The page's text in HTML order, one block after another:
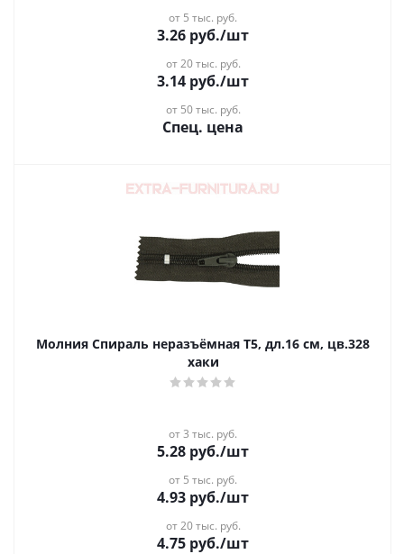
от 5 тыс. руб.
3.26 руб./шт
от 20 тыс. руб.
3.14 руб./шт
от 50 тыс. руб.
Спец. цена
Молния Спираль неразъёмная Т5, дл.16 см, цв.328
хаки
от 3 тыс. руб.
5.28 руб./шт
от 5 тыс. руб.
4.93 руб./шт
от 20 тыс. руб.
4.75 руб./шт